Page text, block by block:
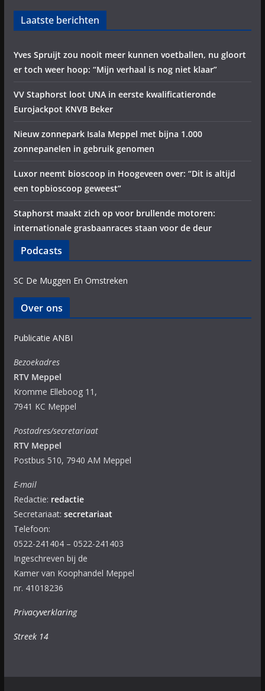
Laatste berichten
Yves Spruijt zou nooit meer kunnen voetballen, nu gloort
er toch weer hoop: “Mijn verhaal is nog niet klaar”
VV Staphorst loot UNA in eerste kwalificatieronde
Eurojackpot KNVB Beker
Nieuw zonnepark Isala Meppel met bijna 1.000
zonnepanelen in gebruik genomen
Luxor neemt bioscoop in Hoogeveen over: “Dit is altijd
een topbioscoop geweest”
Staphorst maakt zich op voor brullende motoren:
internationale grasbaanraces staan voor de deur
Podcasts
SC De Muggen En Omstreken
Over ons
Publicatie ANBI
Bezoekadres
RTV Meppel
Kromme Elleboog 11,
7941 KC Meppel
Postadres/secretariaat
RTV Meppel
Postbus 510, 7940 AM Meppel
E-mail
Redactie: redactie
Secretariaat: secretariaat
Telefoon:
0522-241404 – 0522-241403
Ingeschreven bij de
Kamer van Koophandel Meppel
nr. 41018236
Privacyverklaring
Streek 14